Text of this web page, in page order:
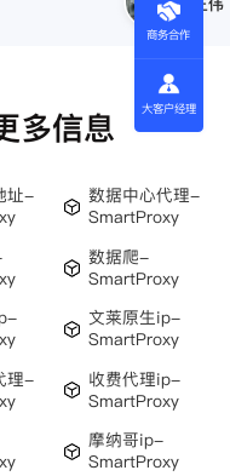
多信息
址-
数据中心代理-
SmartProxy
数据爬-
SmartProxy
文莱原生ip-
SmartProxy
理-
收费代理ip-
SmartProxy
摩纳哥ip-
SmartProxy
商务合作
大客户经理